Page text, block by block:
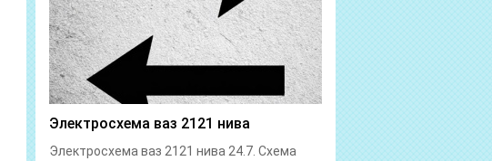
Электросхема ваз 2121 нива
Электросхема ваз 2121 нива 24.7. Схема